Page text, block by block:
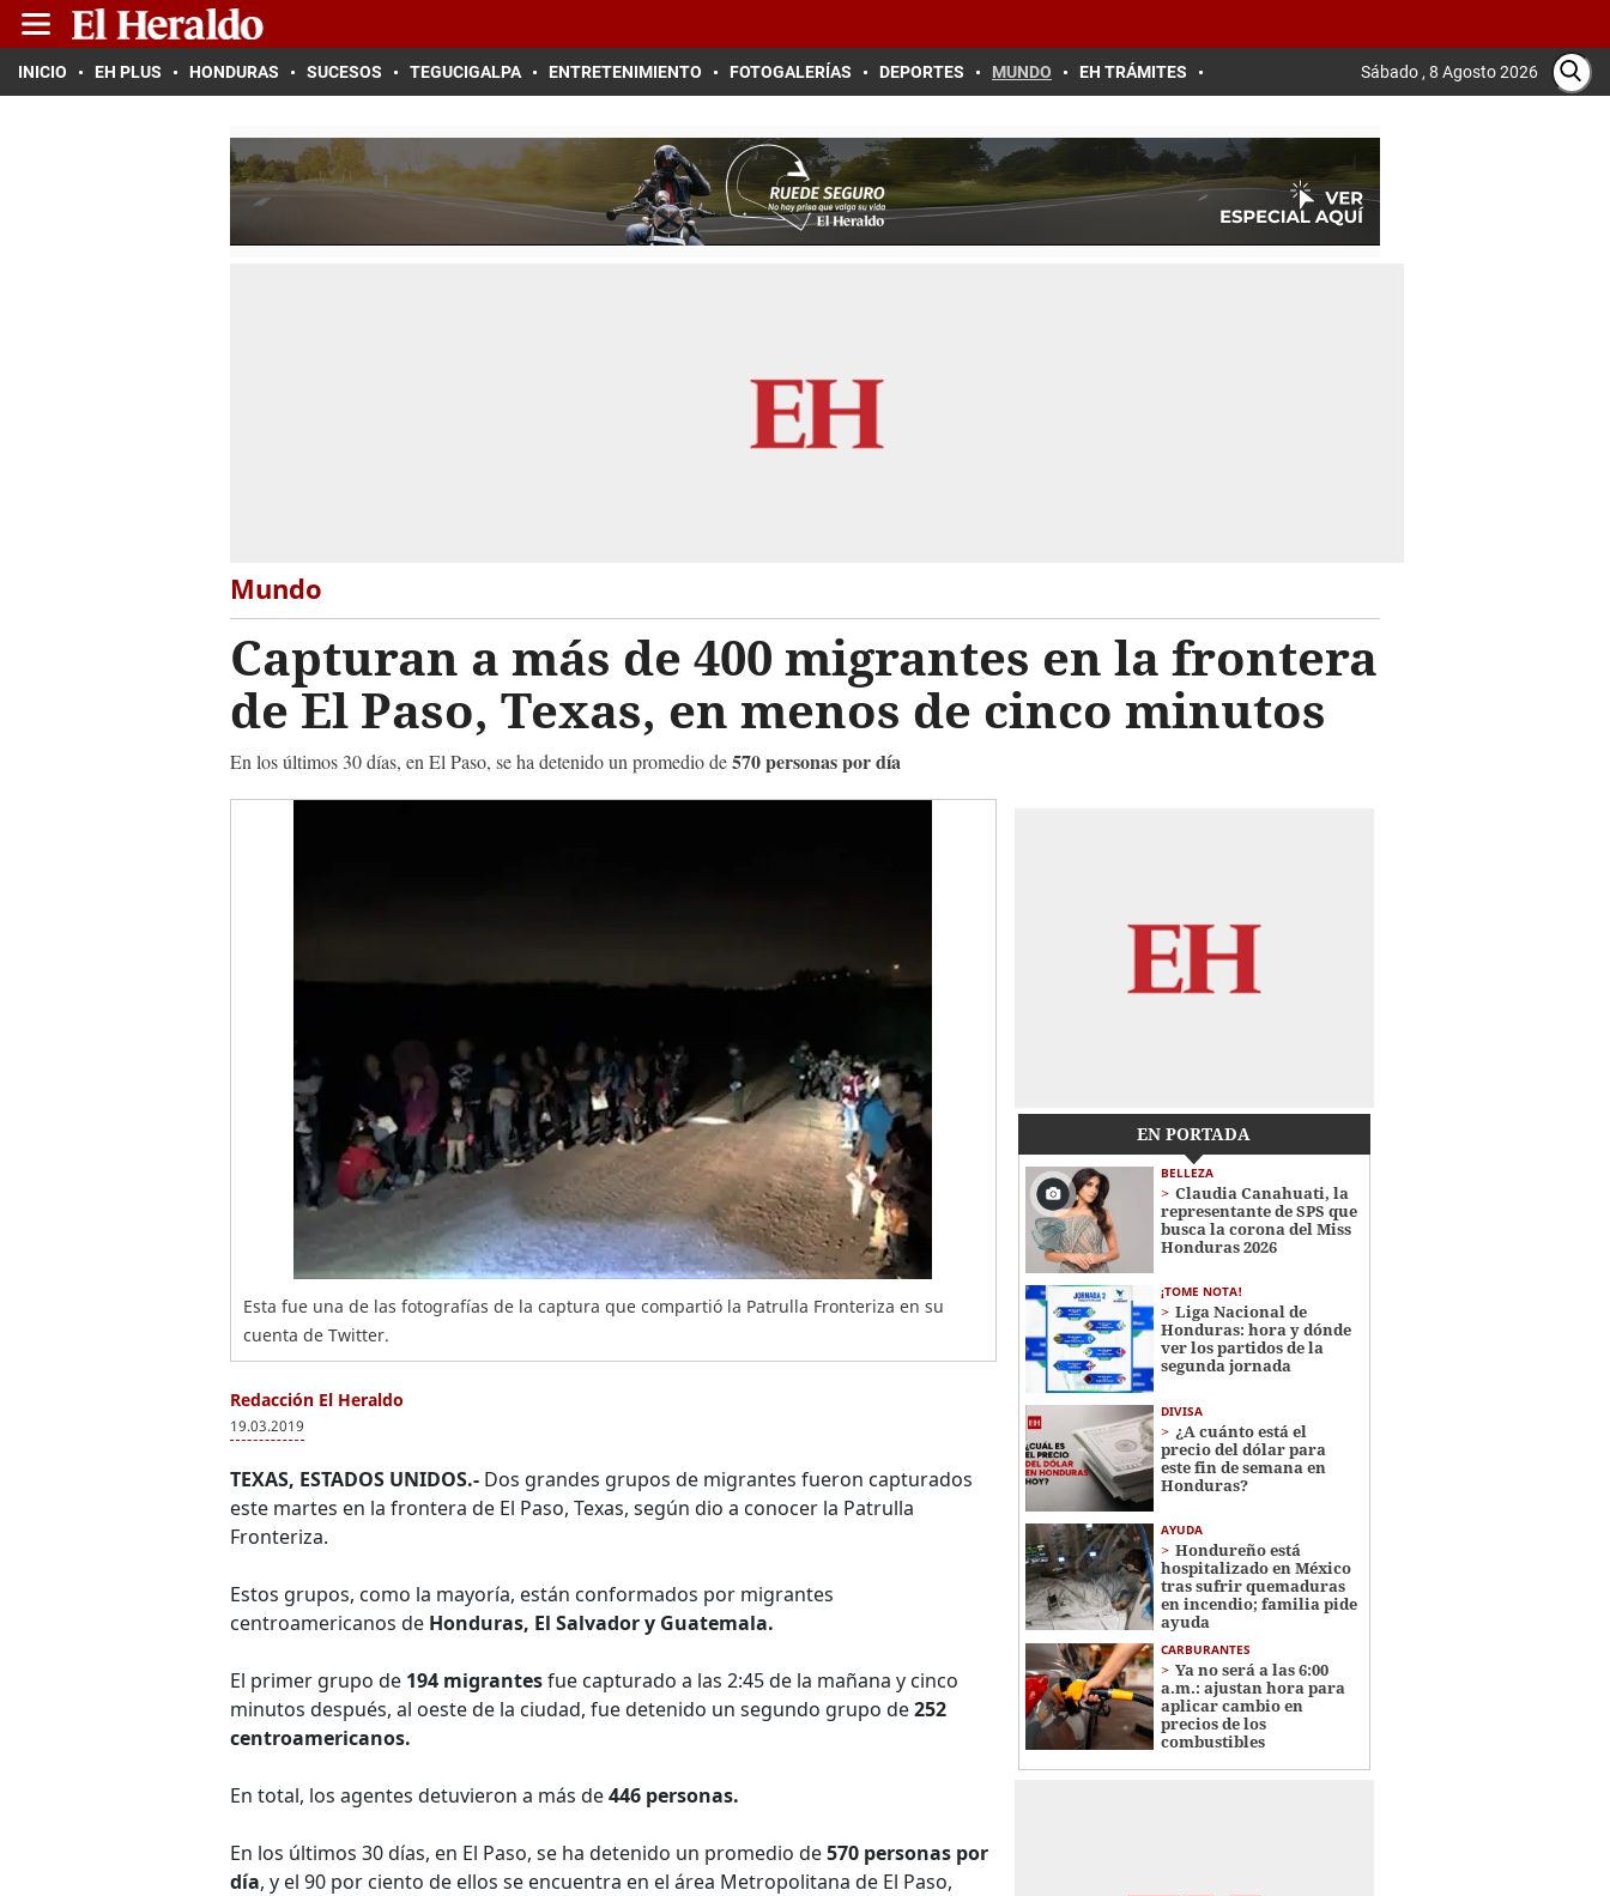
INICIO EH PLUS HONDURAS SUCESOS TEGUCIGALPA ENTRETENIMIENTO FOTOGALERÍAS DEPORTES MUNDO EH TRÁMITES Sábado , 8 Agosto 2026
Mundo
Capturan a más de 400 migrantes en la frontera
de El Paso, Texas, en menos de cinco minutos
En los últimos 30 días, en El Paso, se ha detenido un promedio de570 personas por día
Esta fue una de las fotografías de la captura que compartió la Patrulla Fronteriza en su
cuenta de Twitter.
Redacción El Heraldo
19.03.2019
TEXAS, ESTADOS UNIDOS.- Dos grandes grupos de migrantes fueron capturados
este martes en la frontera de El Paso, Texas, según dio a conocer la Patrulla
Fronteriza.
Estos grupos, como la mayoría, están conformados por migrantes
centroamericanos de Honduras, El Salvador y Guatemala.
El primer grupo de 194 migrantesfue capturado a las 2:45 de la mañana y cinco
minutos después, al oeste de la ciudad, fue detenido un segundo grupo de252
centroamericanos.
En total, los agentes detuvieron a más de446 personas.
En los últimos 30 días, en El Paso, se ha detenido un promedio de570 personas por
día, y el 90 por ciento de ellos se encuentra en el área Metropolitana de El Paso,
EN PORTADA
BELLEZA
Claudia Canahuati, la
representante de SPS que
busca la corona del Miss
Honduras 2026
¡TOME NOTA!
Liga Nacional de
Honduras: hora y dónde
ver los partidos de la
segunda jornada
DIVISA
¿A cuánto está el
precio del dólar para
este fin de semana en
Honduras?
AYUDA
Hondureño está
hospitalizado en México
tras sufrir quemaduras
en incendio; familia pide
ayuda
CARBURANTES
Ya no será a las 6:00
a.m.: ajustan hora para
aplicar cambio en
precios de los
combustibles